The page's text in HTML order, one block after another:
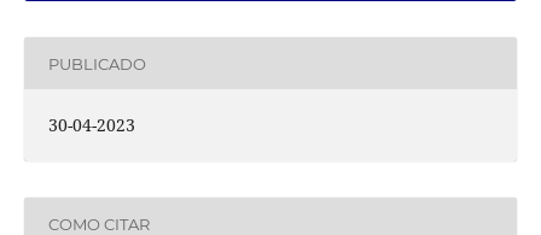
PUBLICADO
30-04-2023
COMO CITAR